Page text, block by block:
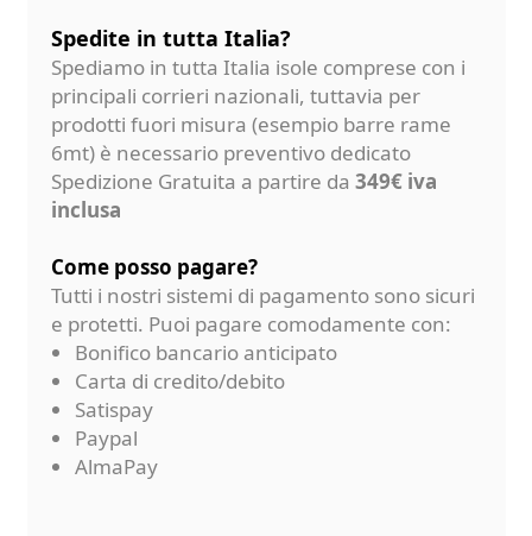
Spedite in tutta Italia?
Spediamo in tutta Italia isole comprese con i
principali corrieri nazionali, tuttavia per
prodotti fuori misura (esempio barre rame
6mt) è necessario preventivo dedicato
Spedizione Gratuita a partire da 349€ iva
inclusa
Come posso pagare?
Tutti i nostri sistemi di pagamento sono sicuri
e protetti. Puoi pagare comodamente con:
Bonifico bancario anticipato
Carta di credito/debito
Satispay
Paypal
AlmaPay